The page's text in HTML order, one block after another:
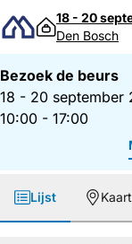
Direct naar
18 - 20
Den Bosch
Bezoek de beurs
18 - 20 september
10:00 - 17:00
Lijst Kaart